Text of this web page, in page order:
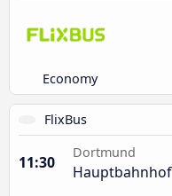
Economy
FlixBus
11:30
Dortmund
Hauptbahnhof